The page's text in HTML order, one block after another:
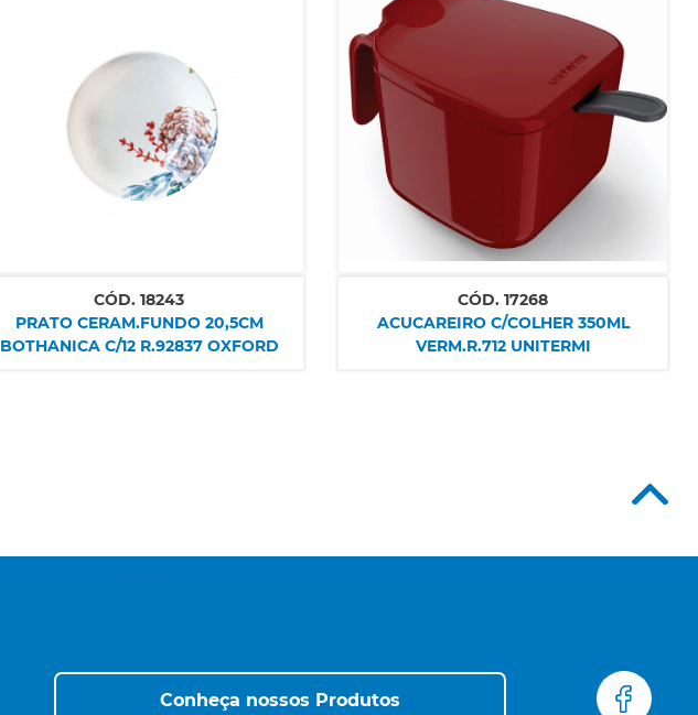
CÓD. 18243
PRATO CERAM.FUNDO 20,5CM
BOTHANICA C/12 R.92837 OXFORD
CÓD. 17268
ACUCAREIRO C/COLHER 350ML
VERM.R.712 UNITERMI
Conheça nossos Produtos